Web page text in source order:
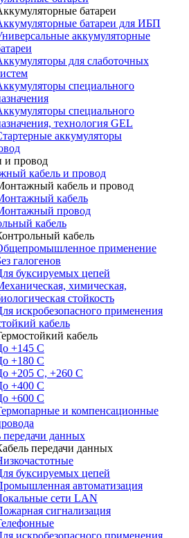
батареи
батареи для ИБП
аккумуляторные
для слаботочных
специального
специального
технология GEL
аккумуляторы
и провод
кабель и провод
кабель и провод
кабель
провод
кабель
кабель
применение
галогенов
буксируемых цепей
химическая,
стойкость
искробезопасного применения
кабель
кабель
+145 С
+180 C
+205 С, +260 С
+400 C
+600 С
и компенсационные
передачи данных
передачи данных
буксируемых цепей
автоматизация
сети LAN
сигнализация
искробезопасного применения